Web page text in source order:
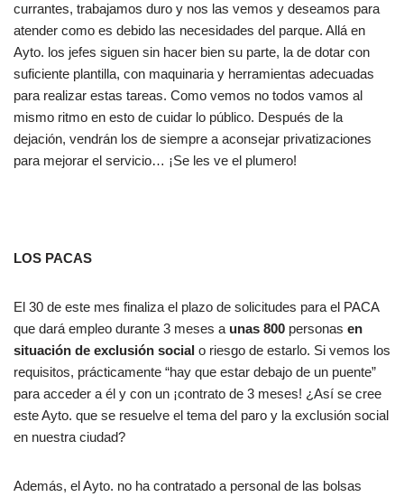
currantes, trabajamos duro y nos las vemos y deseamos para
atender como es debido las necesidades del parque. Allá en
Ayto. los jefes siguen sin hacer bien su parte, la de dotar con
suficiente plantilla, con maquinaria y herramientas adecuadas
para realizar estas tareas. Como vemos no todos vamos al
mismo ritmo en esto de cuidar lo público. Después de la
dejación, vendrán los de siempre a aconsejar privatizaciones
para mejorar el servicio… ¡Se les ve el plumero!
LOS PACAS
El 30 de este mes finaliza el plazo de solicitudes para el PACA
que dará empleo durante 3 meses a unas 800 personas en
situación de exclusión social o riesgo de estarlo. Si vemos los
requisitos, prácticamente “hay que estar debajo de un puente”
para acceder a él y con un ¡contrato de 3 meses! ¿Así se cree
este Ayto. que se resuelve el tema del paro y la exclusión social
en nuestra ciudad?
Además, el Ayto. no ha contratado a personal de las bolsas